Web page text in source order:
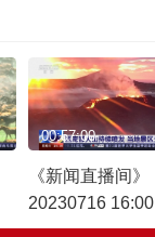
《新闻直播间》
20230716 16:00
00:57:00